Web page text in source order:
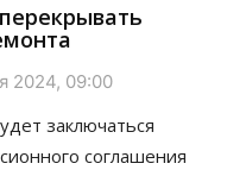
2024, 09:00
заключаться
соглашения